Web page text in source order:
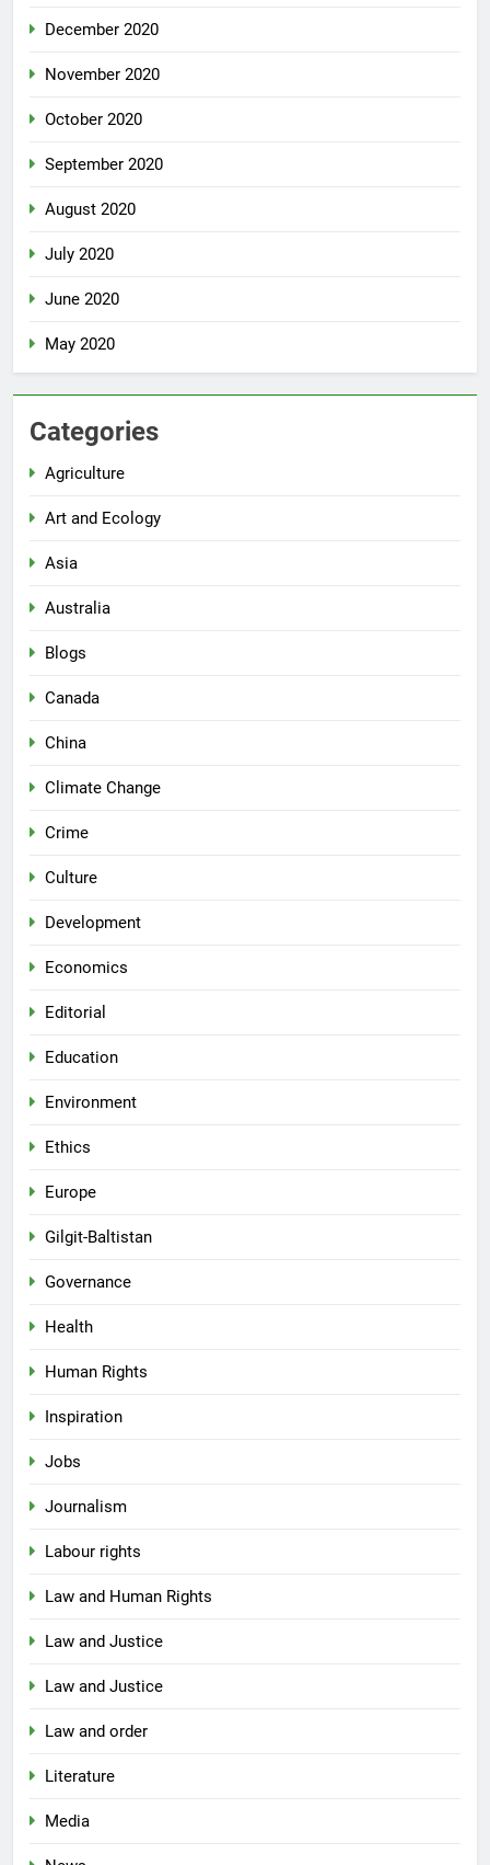
December 2020
November 2020
October 2020
September 2020
August 2020
July 2020
June 2020
May 2020
Categories
Agriculture
Art and Ecology
Asia
Australia
Blogs
Canada
China
Climate Change
Crime
Culture
Development
Economics
Editorial
Education
Environment
Ethics
Europe
Gilgit-Baltistan
Governance
Health
Human Rights
Inspiration
Jobs
Journalism
Labour rights
Law and Human Rights
Law and Justice
Law and Justice
Law and order
Literature
Media